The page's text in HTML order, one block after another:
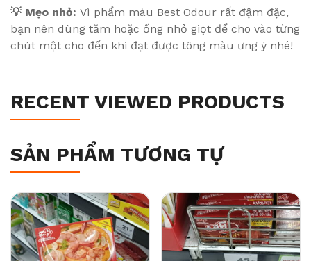
💡 Mẹo nhỏ: Vì phẩm màu Best Odour rất đậm đặc,
bạn nên dùng tăm hoặc ống nhỏ giọt để cho vào từng
chút một cho đến khi đạt được tông màu ưng ý nhé!
RECENT VIEWED PRODUCTS
SẢN PHẨM TƯƠNG TỰ